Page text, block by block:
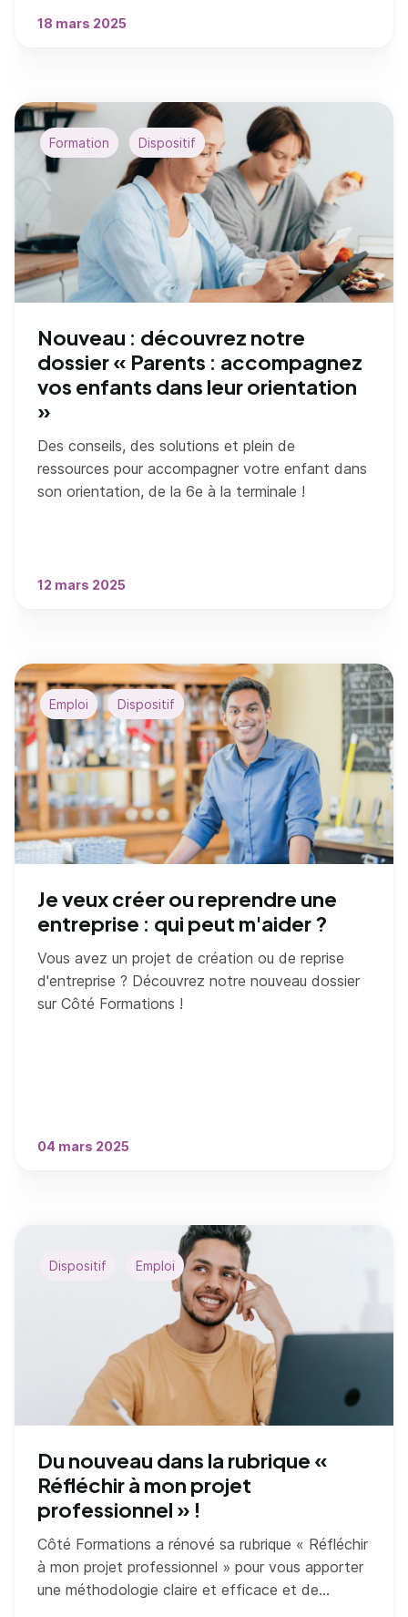
18 mars 2025
Nouveau : découvrez notre
dossier « Parents : accompagnez
vos enfants dans leur orientation
»
Des conseils, des solutions et plein de
ressources pour accompagner votre enfant dans
son orientation, de la 6e à la terminale !
12 mars 2025
Formation Dispositif
Je veux créer ou reprendre une
entreprise : qui peut m'aider ?
Vous avez un projet de création ou de reprise
d'entreprise ? Découvrez notre nouveau dossier
sur Côté Formations !
04 mars 2025
Emploi Dispositif
Du nouveau dans la rubrique «
Réfléchir à mon projet
professionnel » !
Côté Formations a rénové sa rubrique « Réfléchir
à mon projet professionnel » pour vous apporter
une méthodologie claire et efficace et de
Dispositif Emploi